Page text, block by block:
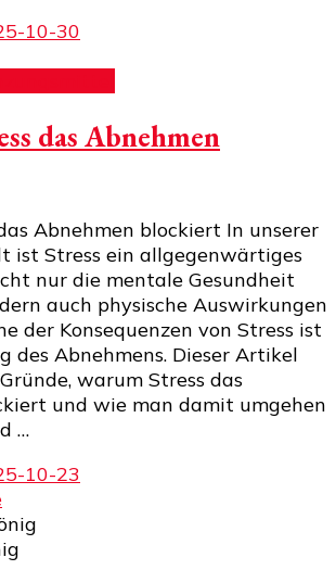
10-30
das Abnehmen
Abnehmen blockiert In unserer
ist Stress ein allgegenwärtiges
nur die mentale Gesundheit
auch physische Auswirkungen
der Konsequenzen von Stress ist
des Abnehmens. Dieser Artikel
warum Stress das
und wie man damit umgehen
…
10-23